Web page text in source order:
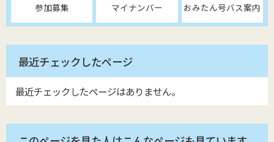
参加募集 マイナンバー おみたん号バス案内
最近チェックしたページ
最近チェックしたページはありません。